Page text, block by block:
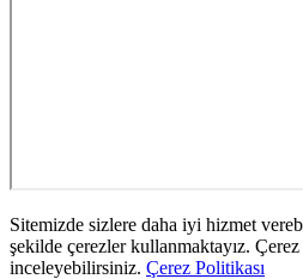
Sitemizde sizlere daha iyi hizmet
şekilde çerezler kullanmaktayız. Çerez
inceleyebilirsiniz. Çerez Politikası